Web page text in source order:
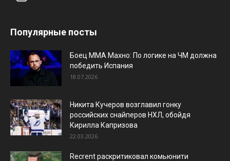
Популярные посты
Боец ММА Махно: По логике на ЧМ должна
победить Испания
18.07.2026
Никита Кучеров возглавил гонку
российских снайперов НХЛ, обойдя
Кирилла Капризова
22.03.2026
Recrent раскритиковал комьюнити